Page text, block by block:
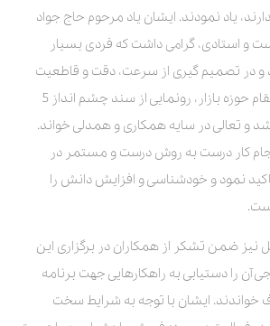
یاد نمودند. ایشان یاد مرحوم حاج جواد
و استادی، گرامی داشت که فردی بسیار
و در تصمیم گیری از سرعت، دقت و قاطعیت
برخوردار بودند. قائم مقام حوزه بازار، رونمایی از سند چشم انداز 5
و تعالی در سایه همکاری و همدلی خواند.
کار درست به روش درست و مستمر در
نمود و خودشناسی و افزایش دانش را
ضمن تشکر از همکاران در برگزاری این
را دستیابی به راهکارهایی جهت برنامه
خواندند. ایشان با توجه به شرایط سخت